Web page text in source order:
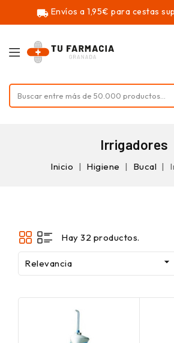
local_shipping Envíos a 1,95€ para cestas
Irrigadores
Inicio Higiene Bucal
Hay 32 productos.
Relevancia 